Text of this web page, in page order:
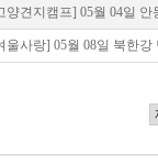
양견지캠프] 05월 04일
울사랑] 05월 08일 북한강